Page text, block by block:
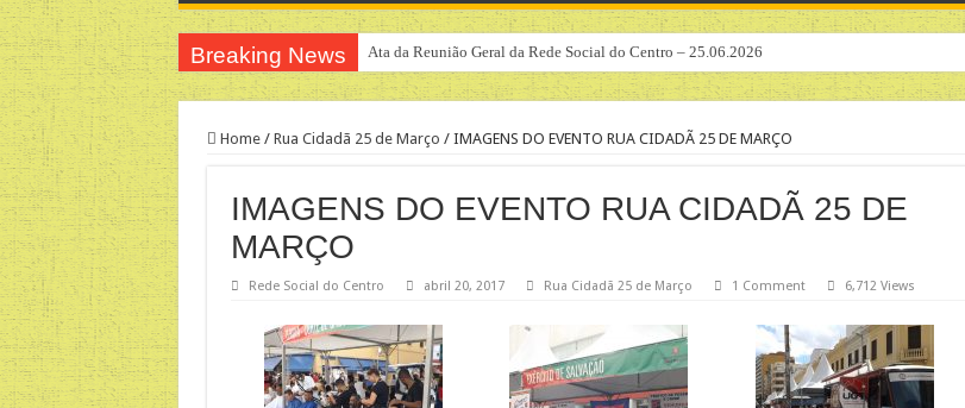
Breaking News Ata da Reunião Geral da Rede Social do Centro – 25.06.2026
Home / Rua Cidadã 25 de Março / IMAGENS DO EVENTO RUA CIDADÃ 25 DE MARÇO
IMAGENS DO EVENTO RUA CIDADÃ 25 DE
MARÇO
Rede Social do Centro abril 20, 2017 Rua Cidadã 25 de Março 1 Comment 6,712 Views